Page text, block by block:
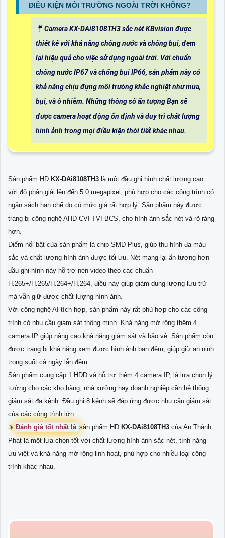
ĐIỀU KIỆN MÔI TRƯỜNG NGOÀI TRỜI KHÔNG?
🤵 Camera KX-DAi8108TH3 sắc nét KBvision được
thiết kế với khả năng chống nước và chống bụi, đem
lại hiệu quả cho việc sử dụng ngoài trời. Với chuẩn
chống nước IP67 và chống bụi IP66, sản phẩm này có
khả năng chịu đựng môi trường khắc nghiệt như mưa,
bụi, và ô nhiễm. Những thông số ấn tượng Bạn sẽ
được camera hoạt động ổn định và duy trì chất lượng
hình ảnh trong mọi điều kiện thời tiết khác nhau.
Sản phẩm HD KX-DAi8108TH3 là một đầu ghi hình chất lượng cao
với độ phân giải lên đến 5.0 megapixel, phù hợp cho các công trình có
ngân sách hạn chế do có mức giá rất hợp lý. Sản phẩm này được
trang bị công nghệ AHD CVI TVI BCS, cho hình ảnh sắc nét và rõ ràng
hơn.
Điểm nổi bật của sản phẩm là chip SMD Plus, giúp thu hình đa màu
sắc và chất lượng hình ảnh được tối ưu. Nét mang lại ấn tượng hơn
đầu ghi hình này hỗ trợ nén video theo các chuẩn
H.265+/H.265/H.264+/H.264, điều này giúp giảm dung lượng lưu trữ
mà vẫn giữ được chất lượng hình ảnh.
Với công nghệ AI tích hợp, sản phẩm này rất phù hợp cho các công
trình có nhu cầu giám sát thông minh. Khả năng mở rộng thêm 4
camera IP giúp nâng cao khả năng giám sát và bảo vệ. Sản phẩm còn
được trang bị khả năng xem được hình ảnh ban đêm, giúp giữ an ninh
trong suốt cả ngày lẫn đêm.
Sản phẩm cung cấp 1 HDD và hỗ trợ thêm 4 camera IP, là lựa chọn lý
tưởng cho các kho hàng, nhà xưởng hay doanh nghiệp cần hệ thống
giám sát đa kênh. Đầu ghi 8 kênh sẽ đáp ứng được nhu cầu giám sát
của các công trình lớn.
🎇 Đánh giá tốt nhất là sản phẩm HD KX-DAi8108TH3 của An Thành
Phát là một lựa chọn tốt với chất lượng hình ảnh sắc nét, tính năng
ưu việt và khả năng mở rộng linh hoạt, phù hợp cho nhiều loại công
trình khác nhau.